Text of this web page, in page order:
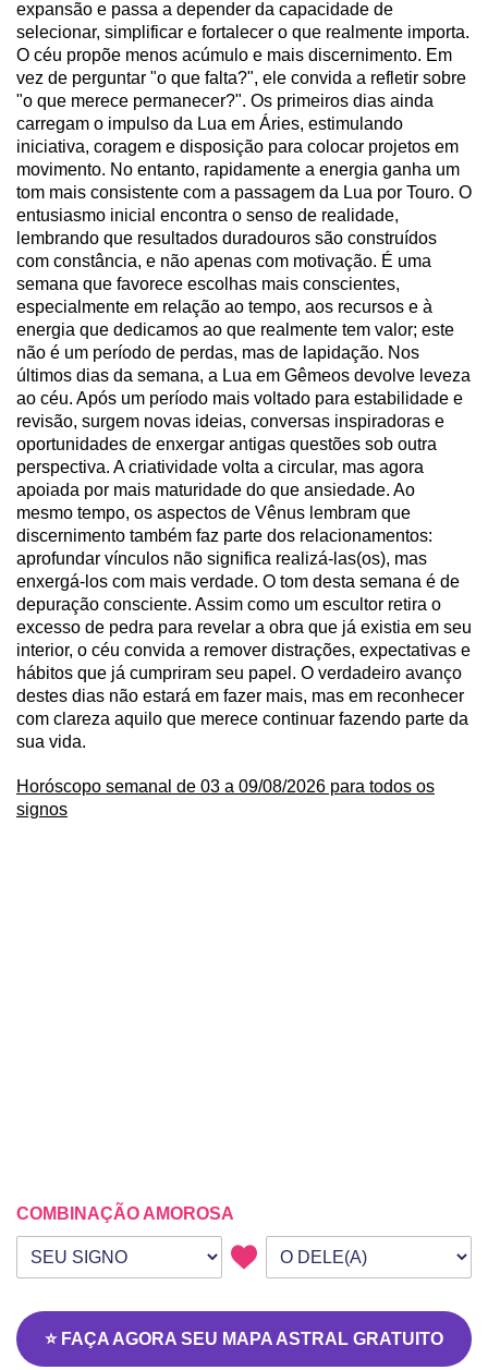
expansão e passa a depender da capacidade de
selecionar, simplificar e fortalecer o que realmente importa.
O céu propõe menos acúmulo e mais discernimento. Em
vez de perguntar "o que falta?", ele convida a refletir sobre
"o que merece permanecer?". Os primeiros dias ainda
carregam o impulso da Lua em Áries, estimulando
iniciativa, coragem e disposição para colocar projetos em
movimento. No entanto, rapidamente a energia ganha um
tom mais consistente com a passagem da Lua por Touro. O
entusiasmo inicial encontra o senso de realidade,
lembrando que resultados duradouros são construídos
com constância, e não apenas com motivação. É uma
semana que favorece escolhas mais conscientes,
especialmente em relação ao tempo, aos recursos e à
energia que dedicamos ao que realmente tem valor; este
não é um período de perdas, mas de lapidação. Nos
últimos dias da semana, a Lua em Gêmeos devolve leveza
ao céu. Após um período mais voltado para estabilidade e
revisão, surgem novas ideias, conversas inspiradoras e
oportunidades de enxergar antigas questões sob outra
perspectiva. A criatividade volta a circular, mas agora
apoiada por mais maturidade do que ansiedade. Ao
mesmo tempo, os aspectos de Vênus lembram que
discernimento também faz parte dos relacionamentos:
aprofundar vínculos não significa realizá-las(os), mas
enxergá-los com mais verdade. O tom desta semana é de
depuração consciente. Assim como um escultor retira o
excesso de pedra para revelar a obra que já existia em seu
interior, o céu convida a remover distrações, expectativas e
hábitos que já cumpriram seu papel. O verdadeiro avanço
destes dias não estará em fazer mais, mas em reconhecer
com clareza aquilo que merece continuar fazendo parte da
sua vida.
Horóscopo semanal de 03 a 09/08/2026 para todos os
signos
COMBINAÇÃO AMOROSA
Seu signo
Signo da outra pessoa
⭐ FAÇA AGORA SEU MAPA ASTRAL GRATUITO